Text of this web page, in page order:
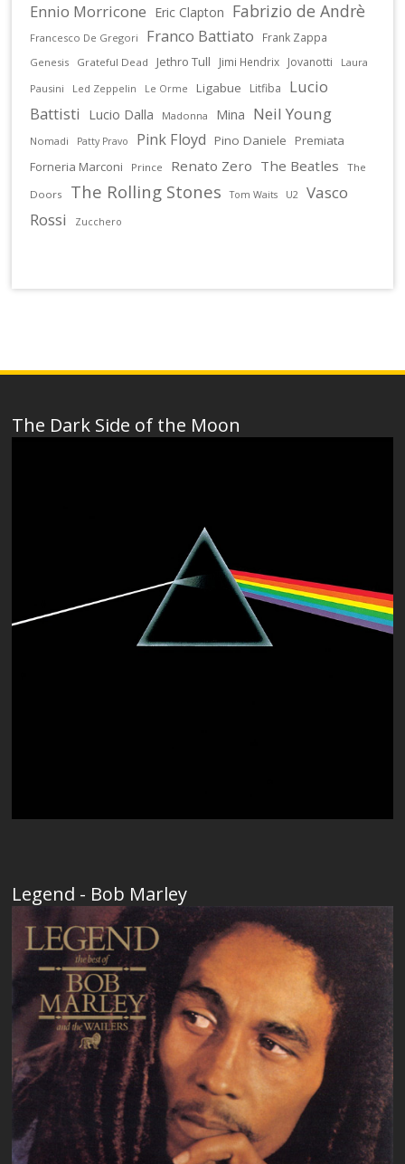
Ennio Morricone Eric Clapton Fabrizio de Andrè
Francesco De Gregori Franco Battiato Frank Zappa
Genesis Grateful Dead Jethro Tull Jimi Hendrix Jovanotti
Laura
Pausini
Led Zeppelin Le Orme Ligabue Litfiba
Lucio
Battisti
Lucio Dalla Madonna Mina Neil Young
Nomadi Patty Pravo Pink Floyd Pino Daniele
Premiata
Forneria Marconi
Prince Renato Zero The Beatles
The
Doors
The Rolling Stones Tom Waits U2
Vasco
Rossi
Zucchero
The Dark Side of the Moon
Legend - Bob Marley